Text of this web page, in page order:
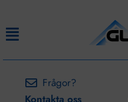
Frågor?
Kontakta oss